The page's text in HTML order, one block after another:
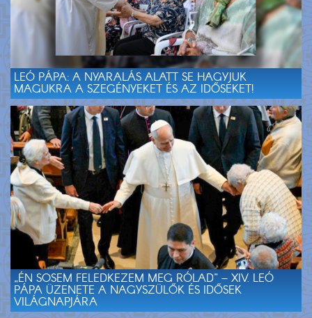
LEÓ PÁPA: A NYARALÁS ALATT SE HAGYJUK
MAGUKRA A SZEGÉNYEKET ÉS AZ IDŐSEKET!
„ÉN SOSEM FELEDKEZEM MEG RÓLAD” – XIV. LEÓ
PÁPA ÜZENETE A NAGYSZÜLŐK ÉS IDŐSEK
VILÁGNAPJÁRA